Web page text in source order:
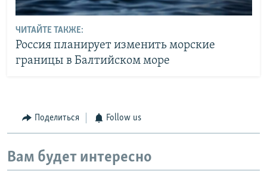
ЧИТАЙТЕ ТАКЖЕ:
Россия планирует изменить морские
границы в Балтийском море
Поделиться Follow us
Вам будет интересно